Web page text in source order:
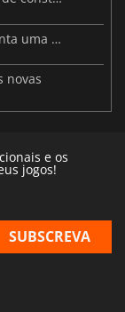
O primeiro DLC de Borderlands 4 acrescenta uma nova personagem e muito mais
novas
e os
jogos!